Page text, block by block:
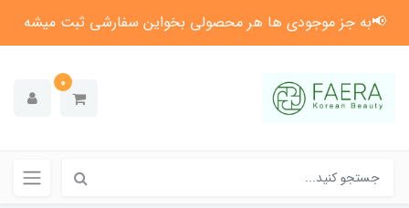
📢به جز موجودی ها هر محصولی بخواین سفارشی ثبت میشه
0